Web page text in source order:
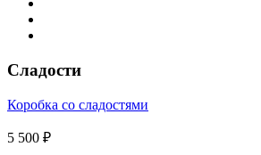
Сладости
Коробка со сладостями
5 500 ₽